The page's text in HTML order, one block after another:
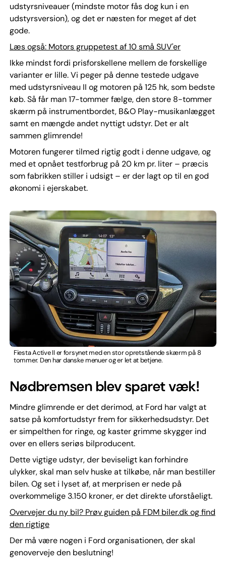
udstyrsniveauer (mindste motor fås dog kun i en
udstyrsversion), og det er næsten for meget af det
gode.
Læs også: Motors gruppetest af 10 små SUV'er
Ikke mindst fordi prisforskellene mellem de forskellige
varianter er lille. Vi peger på denne testede udgave
med udstyrsniveau II og motoren på 125 hk, som bedste
køb. Så får man 17-tommer fælge, den store 8-tommer
skærm på instrumentbordet, B&O Play-musikanlægget
samt en mængde andet nyttigt udstyr. Det er alt
sammen glimrende!
Motoren fungerer tilmed rigtig godt i denne udgave, og
med et opnået testforbrug på 20 km pr. liter – præcis
som fabrikken stiller i udsigt – er der lagt op til en god
økonomi i ejerskabet.
Fiesta Active II er forsynet med en stor opretstående skærm på 8
tommer. Den har danske menuer og er let at betjene.
Nødbremsen blev sparet væk!
Mindre glimrende er det derimod, at Ford har valgt at
satse på komfortudstyr frem for sikkerhedsudstyr. Det
er simpelthen for ringe, og kaster grimme skygger ind
over en ellers seriøs bilproducent.
Dette vigtige udstyr, der beviseligt kan forhindre
ulykker, skal man selv huske at tilkøbe, når man bestiller
bilen. Og set i lyset af, at merprisen er nede på
overkommelige 3.150 kroner, er det direkte uforståeligt.
Overvejer du ny bil? Prøv guiden på FDM biler.dk og find
den rigtige
Der må være nogen i Ford organisationen, der skal
genoverveje den beslutning!